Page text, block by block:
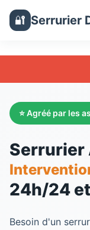
🔐 Serrurier
⭐ Agréé par les
Serrurier
24h/24
Besoin d'un